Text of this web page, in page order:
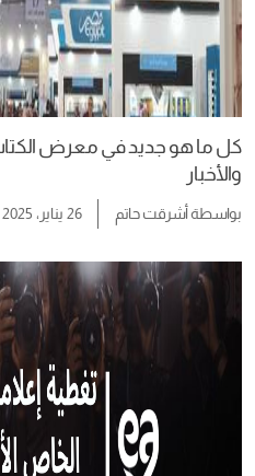
والأخبار
بواسطةأشرقت حاتم 26 يناير، 2025